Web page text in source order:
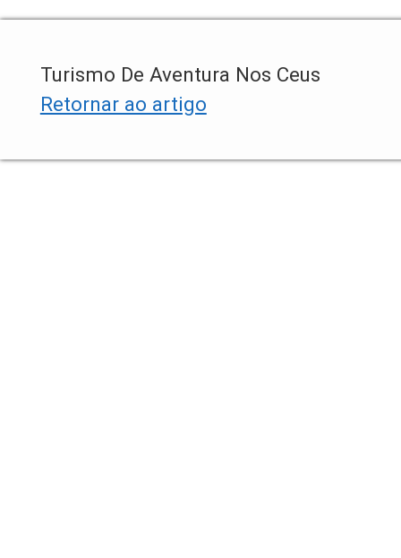
Turismo De Aventura Nos Ceus
Retornar ao artigo